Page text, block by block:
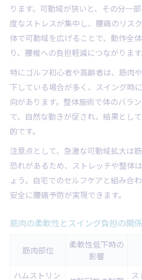
ります。可動域が狭いと、その分一
度なストレスが集中し、腰痛のリス
体で可動域を広げることで、動作全
り、腰椎への負担軽減につながります
特にゴルフ初心者や高齢者は、筋肉
下している場合が多く、スイング時
向があります。整体施術で体のバラ
で、自然な動きが促され、結果とし
的です。
注意点として、急激な可動域拡大は
恐れがあるため、ストレッチや整体
ょう。自宅でのセルフケアと組み合
安全に腰痛予防が実現できます。
筋肉の柔軟性とスイング負担の関係
筋肉部位
柔軟性低下時の
影響
ハムストリン